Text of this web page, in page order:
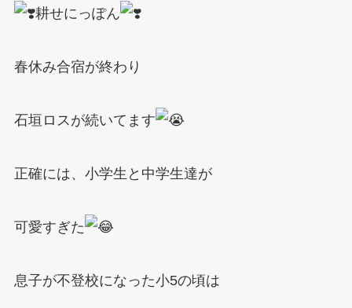
耕せにっぽん
春休み合宿が終わり
石垣ロスが続いてます
正確には、小学生と中学生達が
可愛すぎた
息子が不登校になった小5の頃は